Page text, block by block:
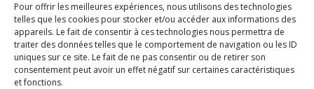
Pour offrir les meilleures expériences, nous utilisons des technologies
telles que les cookies pour stocker et/ou accéder aux informations des
appareils. Le fait de consentir à ces technologies nous permettra de
traiter des données telles que le comportement de navigation ou les ID
uniques sur ce site. Le fait de ne pas consentir ou de retirer son
consentement peut avoir un effet négatif sur certaines caractéristiques
et fonctions.